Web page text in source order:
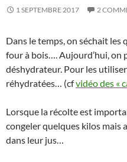
1 SEPTEMBRE 2017 2
Dans le temps, on séchait les
four à bois…. Aujourd’hui, on
déshydrateur. Pour les
réhydratées… (cfvidéo des «
Lorsque la récolte est
congeler quelques kilos mais
dans leur jus…